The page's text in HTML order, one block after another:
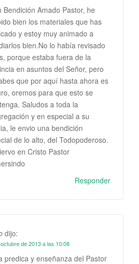
Bendición Amado Pastor, he
bien los materiales que has
y estoy muy animado a
bien.No lo había revisado
porque estaba fuera de la
en asuntos del Señor, pero
que por aquí hasta ahora es
oremos para que esto se
Saludos a toda la
y en especial a su
le envio una bendición
de lo alto, del Todopoderoso.
en Cristo Pastor
Responder
dijo:
de 2013 a las 10:08
predica y enseñanza del Pastor